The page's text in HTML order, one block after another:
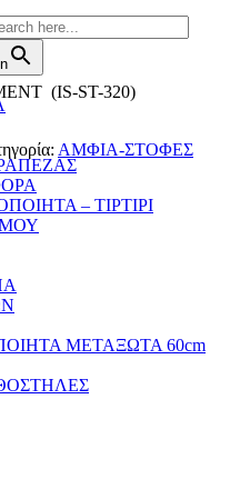
– ΤΙΡΤΙΡΙ
ΜΕΤΑΞΩΤΑ 60cm
(IS-ST-320)
ΑΜΦΙΑ-ΣΤΟΦΕΣ